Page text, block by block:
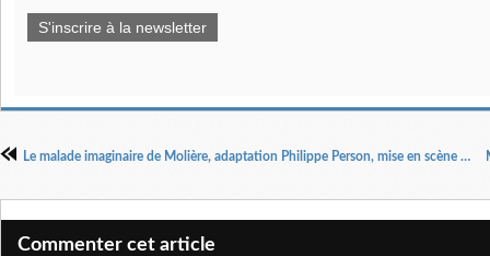
S'inscrire à la newsletter
Le malade imaginaire de Molière, adaptation Philippe Person, mise en scène Florence Le Corre et Philippe Person
Commenter cet article